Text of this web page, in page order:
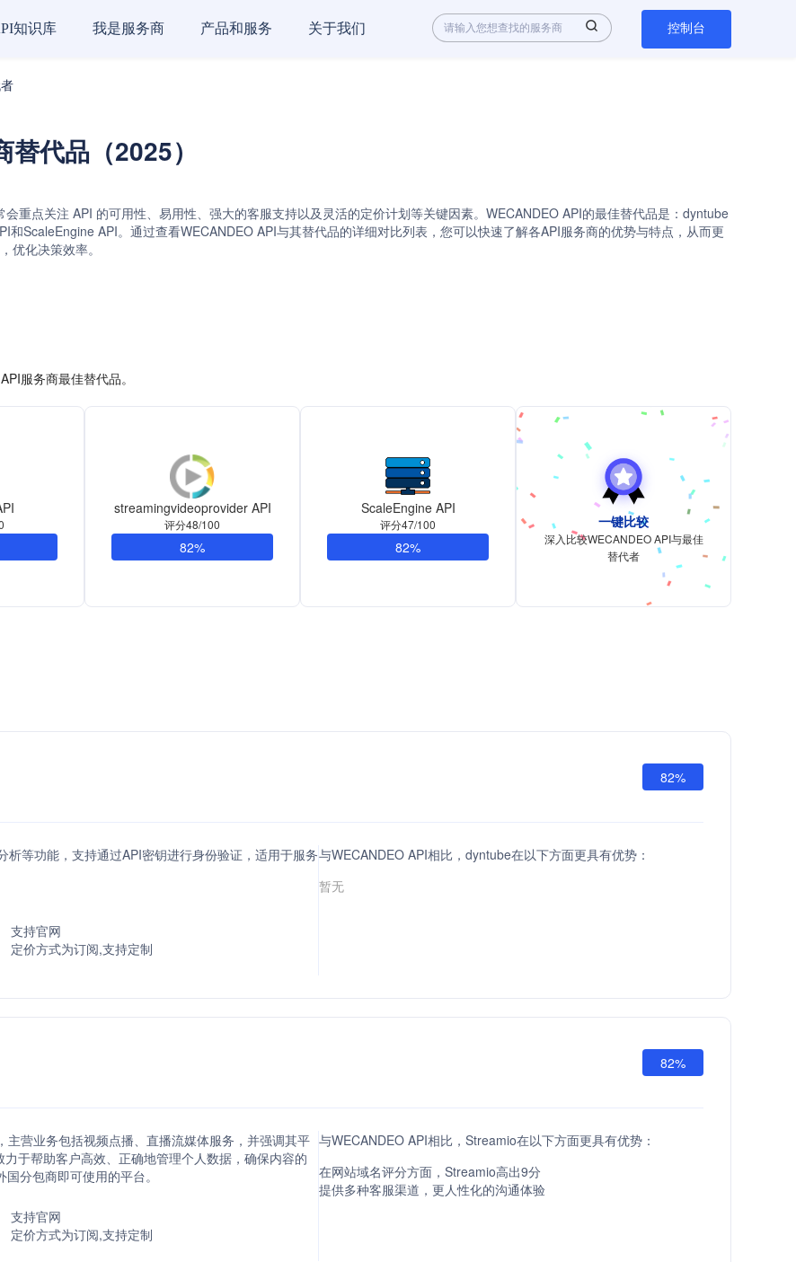
知识库 我是服务商 产品和服务 关于我们 控制台
代品（2025）
重点关注 API 的可用性、易用性、强大的客服支持以及灵活的定价计划等关键因素。WECANDEO API的最佳替代品是：dyntube
ScaleEngine API。通过查看WECANDEO API与其替代品的详细对比列表，您可以快速了解各API服务商的优势与特点，从而更
优化决策效率。
服务商最佳替代品。
streamingvideoprovider API
评分48/100
82%
ScaleEngine API
评分47/100
82%
一键比较
深入比较WECANDEO API与最佳
替代者
82%
析等功能，支持通过API密钥进行身份验证，适用于服务
支持官网
定价方式为订阅,支持定制
与WECANDEO API相比，dyntube在以下方面更具有优势：
暂无
82%
营业务包括视频点播、直播流媒体服务，并强调其平
于帮助客户高效、正确地管理个人数据，确保内容的
分包商即可使用的平台。
支持官网
定价方式为订阅,支持定制
与WECANDEO API相比，Streamio在以下方面更具有优势：
在网站域名评分方面，Streamio高出9分
提供多种客服渠道，更人性化的沟通体验